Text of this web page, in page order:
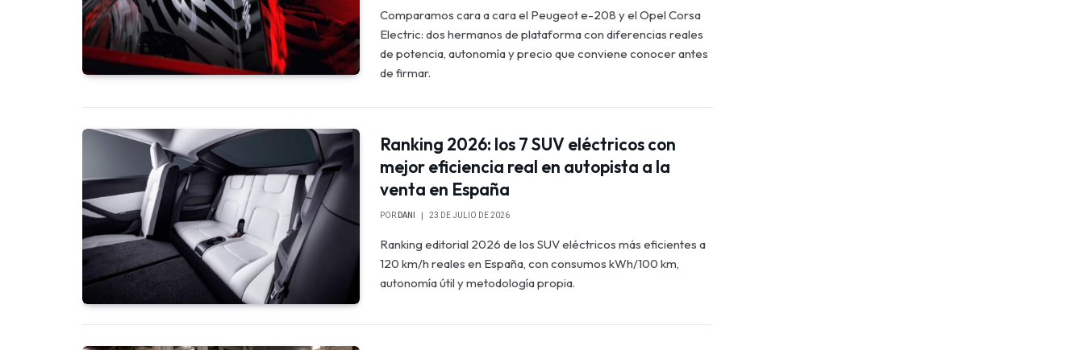
Comparamos cara a cara el Peugeot e-208 y el Opel Corsa
Electric: dos hermanos de plataforma con diferencias reales
de potencia, autonomía y precio que conviene conocer antes
de firmar.
Ranking 2026: los 7 SUV eléctricos con
mejor eficiencia real en autopista a la
venta en España
POR DANI 23 DE JULIO DE 2026
Ranking editorial 2026 de los SUV eléctricos más eficientes a
120 km/h reales en España, con consumos kWh/100 km,
autonomía útil y metodología propia.